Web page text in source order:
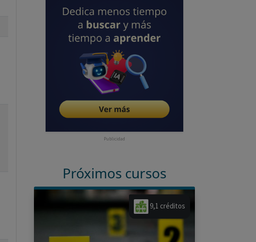
Publicidad
Próximos cursos
9,1 créditos